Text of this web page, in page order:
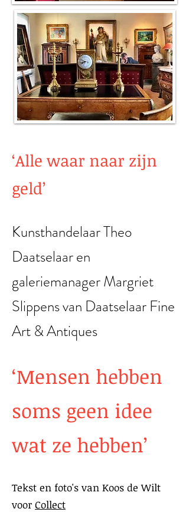
‘Alle waar naar zijn
geld’
Kunsthandelaar Theo
Daatselaar en
galeriemanager Margriet
Slippens van Daatselaar Fine
Art & Antiques
‘Mensen hebben
soms geen idee
wat ze hebben’
Tekst en foto's van Koos de Wilt
voor Collect